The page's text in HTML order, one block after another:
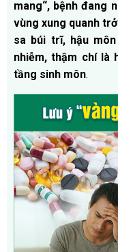
mang“, bệnh đang
vùng xung quanh
sa búi trĩ, hậu
nhiễm, thậm chí là
tầng sinh môn.